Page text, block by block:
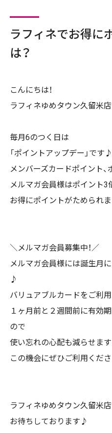
ラフィネでお得に
は？
こんにちは！
ラフィネゆめタウン久留米店
毎月6のつく日は
「ポイントアップデー」です♪
メンバーズカードポイント、
メルマガ会員様はポイント
お得にポイントがためられま
＼メルマガ会員募集中！／
メルマガ会員様には誕生月
♪
バリュアブルカードをご利
１ヶ月前と２週間前に有効
ので
使い忘れの心配も減らせます
この機会にぜひご利用くださ
ラフィネゆめタウン久留米
お待ちしております♪